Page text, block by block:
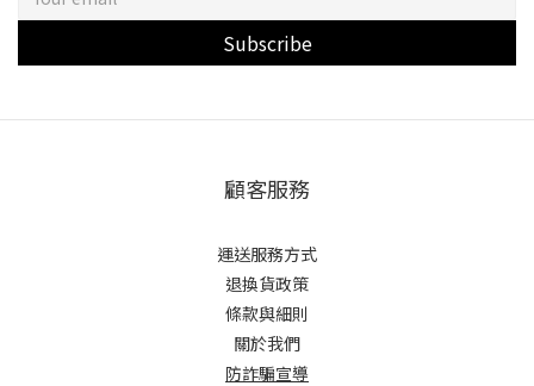
Subscribe
顧客服務
運送服務方式
退換貨政策
條款與細則
關於我們
防詐騙宣導